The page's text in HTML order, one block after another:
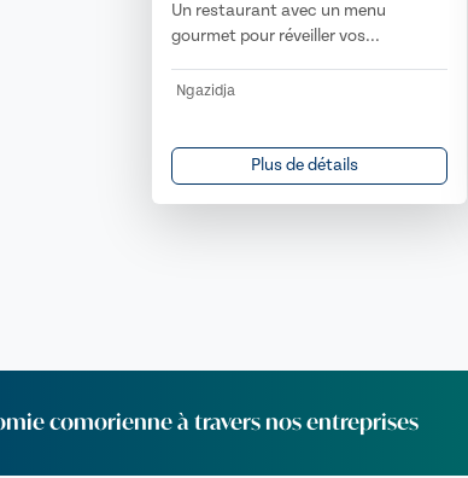
Un restaurant avec un menu
gourmet pour réveiller vos...
Ngazidja
Plus de détails
comorienne à travers nos entreprises